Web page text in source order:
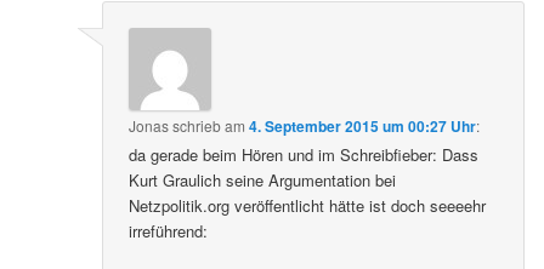
Jonasschriebam4. September 2015 um 00:27 Uhr:
da gerade beim Hören und im Schreibfieber: Dass
Kurt Graulich seine Argumentation bei
Netzpolitik.org veröffentlicht hätte ist doch seeeehr
irreführend: